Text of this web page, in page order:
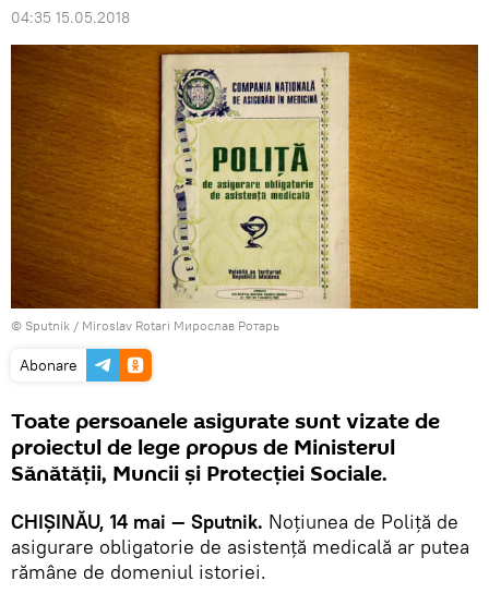
04:35 15.05.2018
© Sputnik / Miroslav Rotari Мирослав Ротарь
Abonare
Toate persoanele asigurate sunt vizate de
proiectul de lege propus de Ministerul
Sănătății, Muncii și Protecției Sociale.
CHIȘINĂU, 14 mai — Sputnik. Noțiunea de Poliță de
asigurare obligatorie de asistență medicală ar putea
rămâne de domeniul istoriei.